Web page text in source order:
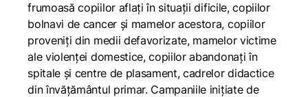
frumoasă copiilor aflați în situații dificile, copiilor
bolnavi de cancer și mamelor acestora, copiilor
proveniți din medii defavorizate, mamelor victime
ale violenței domestice, copiilor abandonați în
spitale și centre de plasament, cadrelor didactice
din învățământul primar. Campaniile inițiate de